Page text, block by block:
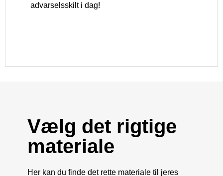
advarselsskilt i dag!
Vælg det rigtige
materiale
Her kan du finde det rette materiale til jeres